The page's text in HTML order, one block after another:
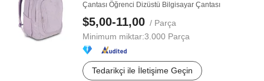
Çantası Öğrenci Dizüstü Bilgisayar Çantası
$5,00-11,00 / Parça
Minimum miktar:3.000 Parça
Tedarikçi ile İletişime Geçin